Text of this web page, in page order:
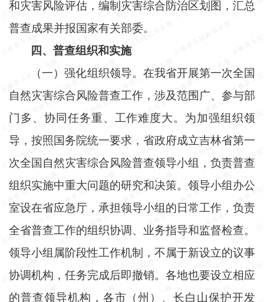
和灾害风险评估，编制灾害综合防治区划图，汇总
普查成果并报国家有关部委。
四、普查组织和实施
（一）强化组织领导。在我省开展第一次全国
自然灾害综合风险普查工作，涉及范围广、参与部
门多、协同任务重、工作难度大。为加强组织领
导，按照国务院统一要求，省政府成立吉林省第一
次全国自然灾害综合风险普查领导小组，负责普查
组织实施中重大问题的研究和决策。领导小组办公
室设在省应急厅，承担领导小组的日常工作，负责
全省普查工作的组织协调、业务指导和监督检查。
领导小组属阶段性工作机制，不属于新设立的议事
协调机构，任务完成后即撤销。各地也要设立相应
的普查领导机构，各市（州）、长白山保护开发